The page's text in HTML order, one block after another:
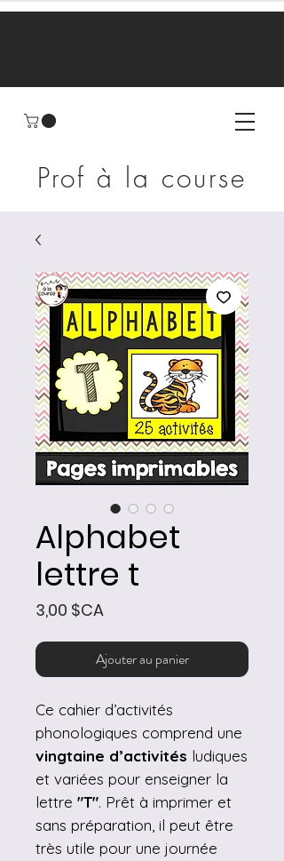
Prof à la course
Alphabet
lettre t
3,00 $CAPrix
Ajouter au panier
Ce cahier d’activités
phonologiques comprend une
vingtaine d’activités ludiques
et variées pour enseigner la
lettre "T". Prêt à imprimer et
sans préparation, il peut être
très utile pour une journée